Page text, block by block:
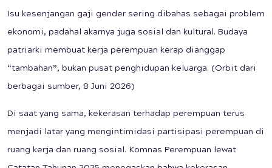
Isu kesenjangan gaji gender sering dibahas sebagai problem
ekonomi, padahal akarnya juga sosial dan kultural. Budaya
patriarki membuat kerja perempuan kerap dianggap
“tambahan”, bukan pusat penghidupan keluarga. (Orbit dari
berbagai sumber, 8 Juni 2026)
Di saat yang sama, kekerasan terhadap perempuan terus
menjadi latar yang mengintimidasi partisipasi perempuan di
ruang kerja dan ruang sosial. Komnas Perempuan lewat